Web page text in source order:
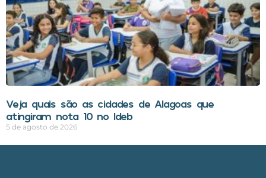
Veja quais são as cidades de Alagoas que
atingiram nota 10 no Ideb
5 de agosto de 2026